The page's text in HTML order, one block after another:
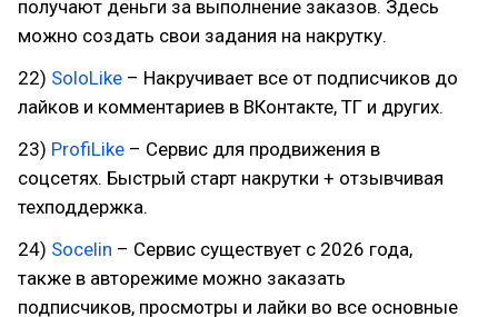
получают деньги за выполнение заказов. Здесь
можно создать свои задания на накрутку.
22) SoloLike – Накручивает все от подписчиков до
лайков и комментариев в ВКонтакте, ТГ и других.
23) ProfiLike – Сервис для продвижения в
соцсетях. Быстрый старт накрутки + отзывчивая
техподдержка.
24) Socelin – Сервис существует с 2026 года,
также в авторежиме можно заказать
подписчиков, просмотры и лайки во все основные